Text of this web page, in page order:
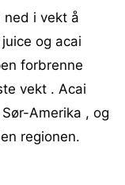
ned i vekt å
og acai
forbrenne
vekt . Acai
Amerika , og
regionen.